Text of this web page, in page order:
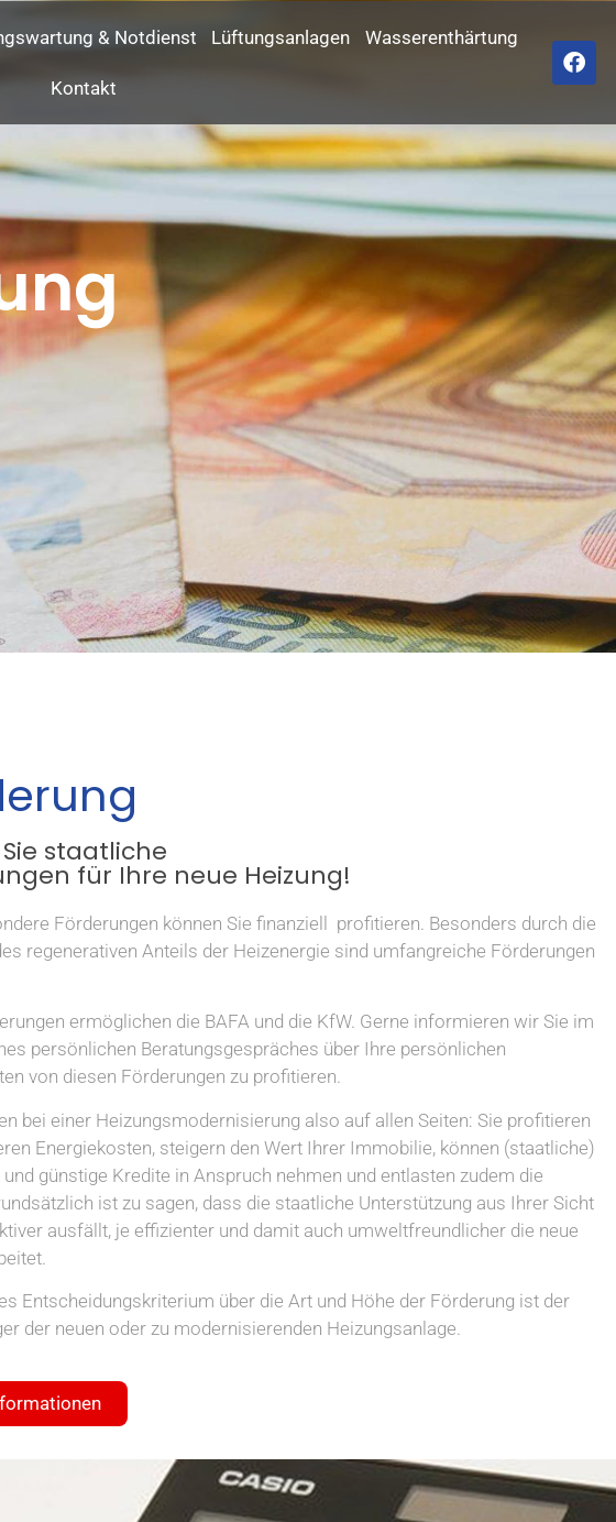
& Notdienst Lüftungsanlagen Wasserenthärtung
Kontakt
staatliche
für Ihre neue Heizung!
Förderungen können Sie finanziell profitieren. Besonders durch die
regenerativen Anteils der Heizenergie sind umfangreiche Förderungen
ermöglichen die BAFA und die KfW. Gerne informieren wir Sie im
persönlichen Beratungsgespräches über Ihre persönlichen
von diesen Förderungen zu profitieren.
bei einer Heizungsmodernisierung also auf allen Seiten: Sie profitieren
Energiekosten, steigern den Wert Ihrer Immobilie, können (staatliche)
günstige Kredite in Anspruch nehmen und entlasten zudem die
ist zu sagen, dass die staatliche Unterstützung aus Ihrer Sicht
ausfällt, je effizienter und damit auch umweltfreundlicher die neue
Entscheidungskriterium über die Art und Höhe der Förderung ist der
der neuen oder zu modernisierenden Heizungsanlage.